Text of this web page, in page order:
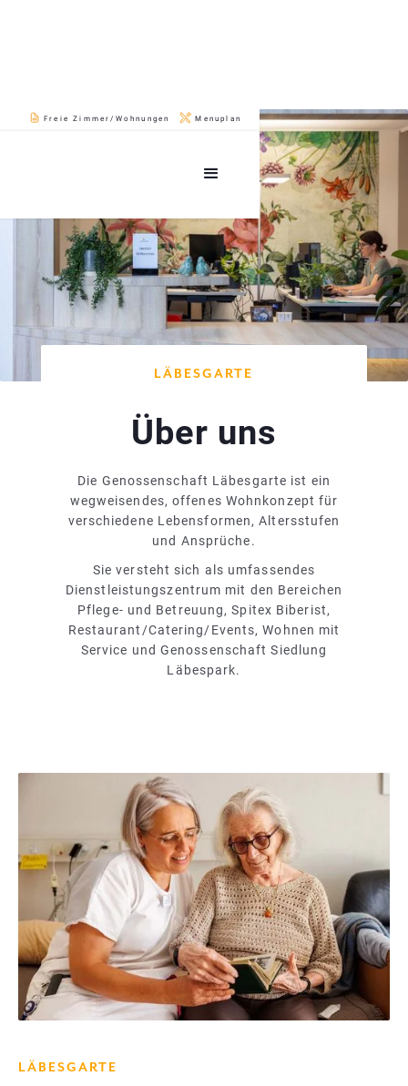
Freie Zimmer/Wohnungen Menuplan
LÄBESGARTE
Über uns
Die Genossenschaft Läbesgarte ist ein
wegweisendes, offenes Wohnkonzept für
verschiedene Lebensformen, Altersstufen
und Ansprüche.
Sie versteht sich als umfassendes
Dienstleistungszentrum mit den Bereichen
Pflege- und Betreuung, Spitex Biberist,
Restaurant/Catering/Events, Wohnen mit
Service und Genossenschaft Siedlung
Läbespark.
LÄBESGARTE